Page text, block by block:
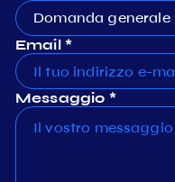
Domanda generale
Email *
Messaggio *